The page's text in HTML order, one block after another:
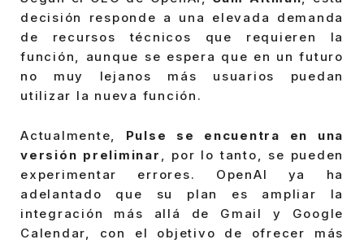
decisión responde a una elevada demanda
de recursos técnicos que requieren la
función, aunque se espera que en un futuro
no muy lejanos más usuarios puedan
utilizar la nueva función.
Actualmente, Pulse se encuentra en una
versión preliminar , por lo tanto, se pueden
experimentar errores. OpenAI ya ha
adelantado que su plan es ampliar la
integración más allá de Gmail y Google
Calendar, con el objetivo de ofrecer más